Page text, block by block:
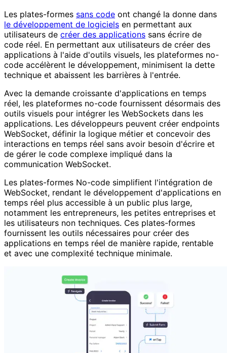
Les plates-formes sans code ont changé la donne dans
le développement de logiciels en permettant aux
utilisateurs de créer des applications sans écrire de
code réel. En permettant aux utilisateurs de créer des
applications à l'aide d'outils visuels, les plateformes no-
code accélèrent le développement, minimisent la dette
technique et abaissent les barrières à l'entrée.
Avec la demande croissante d'applications en temps
réel, les plateformes no-code fournissent désormais des
outils visuels pour intégrer les WebSockets dans les
applications. Les développeurs peuvent créer endpoints
WebSocket, définir la logique métier et concevoir des
interactions en temps réel sans avoir besoin d'écrire et
de gérer le code complexe impliqué dans la
communication WebSocket.
Les plates-formes No-code simplifient l'intégration de
WebSocket, rendant le développement d'applications en
temps réel plus accessible à un public plus large,
notamment les entrepreneurs, les petites entreprises et
les utilisateurs non techniques. Ces plates-formes
fournissent les outils nécessaires pour créer des
applications en temps réel de manière rapide, rentable
et avec une complexité technique minimale.